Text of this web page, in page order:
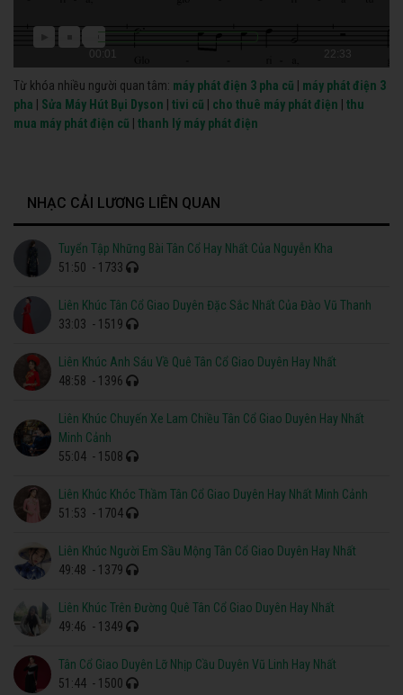
00:01 22:33
Từ khóa nhiều người quan tâm: máy phát điện 3 pha cũ
máy phát điện 3
pha
Sửa Máy Hút Bụi Dyson tivi cũ cho thuê máy phát điện
thu
mua máy phát điện cũ
thanh lý máy phát điện
NHẠC CẢI LƯƠNG LIÊN QUAN
Tuyển Tập Những Bài Tân Cổ Hay Nhất Của Nguyễn Kha
51:50 - 1733
Liên Khúc Tân Cổ Giao Duyên Đặc Sắc Nhất Của Đào Vũ Thanh
33:03 - 1519
Liên Khúc Anh Sáu Về Quê Tân Cổ Giao Duyên Hay Nhất
48:58 - 1396
Liên Khúc Chuyến Xe Lam Chiều Tân Cổ Giao Duyên Hay Nhất
Minh Cảnh
55:04 - 1508
Liên Khúc Khóc Thầm Tân Cổ Giao Duyên Hay Nhất Minh Cảnh
51:53 - 1704
Liên Khúc Người Em Sầu Mộng Tân Cổ Giao Duyên Hay Nhất
49:48 - 1379
Liên Khúc Trên Đường Quê Tân Cổ Giao Duyên Hay Nhất
49:46 - 1349
Tân Cổ Giao Duyên Lỡ Nhịp Cầu Duyên Vũ Linh Hay Nhất
51:44 - 1500